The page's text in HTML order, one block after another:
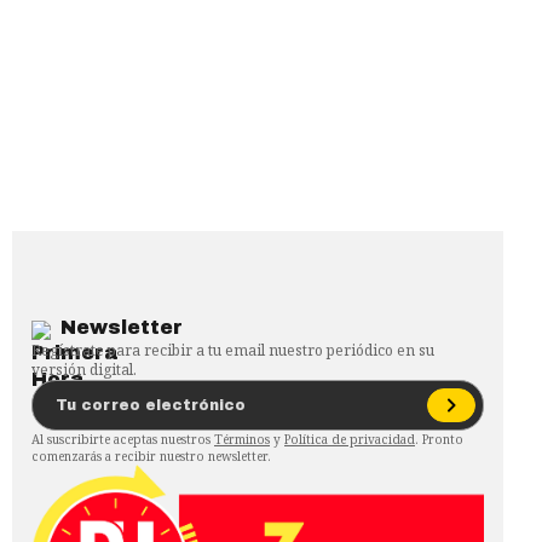
Newsletter
Regístrate para recibir a tu email nuestro periódico en su
versión digital.
Al suscribirte aceptas nuestros Términos y Política de privacidad. Pronto
comenzarás a recibir nuestro newsletter.